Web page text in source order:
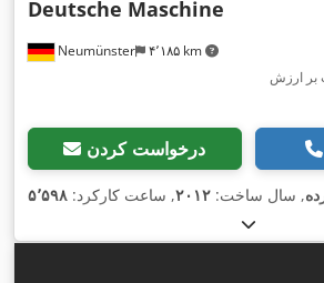
Neumünster ۴٬۱۸۵ km
Deutsche Maschine
بر ارزش
درخواست کردن
, سال ساخت: ۲۰۱۲, ساعت کارکرد: